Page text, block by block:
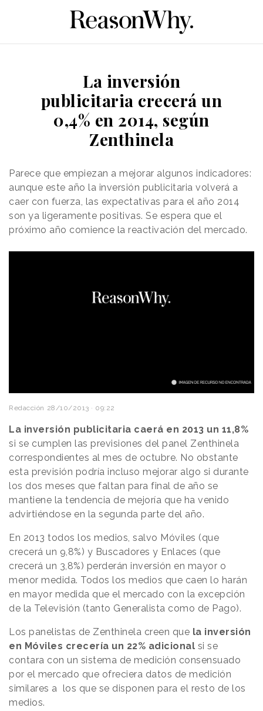
La inversión
publicitaria crecerá un
0,4% en 2014, según
Zenthinela
Parece que empiezan a mejorar algunos indicadores:
aunque este año la inversión publicitaria volverá a
caer con fuerza, las expectativas para el año 2014
son ya ligeramente positivas. Se espera que el
próximo año comience la reactivación del mercado.
Redacción 28/10/2013 · 09:22
La inversión publicitaria caerá en 2013 un 11,8%
si se cumplen las previsiones del panel Zenthinela
correspondientes al mes de octubre. No obstante
esta previsión podría incluso mejorar algo si durante
los dos meses que faltan para final de año se
mantiene la tendencia de mejoría que ha venido
advirtiéndose en la segunda parte del año.
En 2013 todos los medios, salvo Móviles (que
crecerá un 9,8%) y Buscadores y Enlaces (que
crecerá un 3,8%) perderán inversión en mayor o
menor medida. Todos los medios que caen lo harán
en mayor medida que el mercado con la excepción
de la Televisión (tanto Generalista como de Pago).
Los panelistas de Zenthinela creen que la inversión
en Móviles crecería un 22% adicional si se
contara con un sistema de medición consensuado
por el mercado que ofreciera datos de medición
similares a los que se disponen para el resto de los
medios.